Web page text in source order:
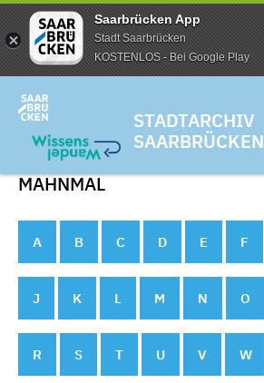
Saarbrücken App
Stadt Saarbrücken
KOSTENLOS - Bei Google Play
STADTARCHIV
SAARBRÜCKEN
MAHNMAL
A B C D E F
J K L M N O
R S T U V W